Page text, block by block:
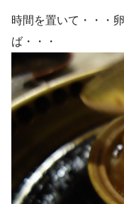
時間を置いて・・・
ば・・・